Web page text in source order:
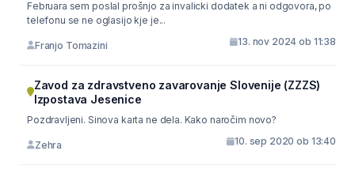
Februara sem poslal prošnjo za invalicki dodatek a ni odgovora, po
telefonu se ne oglasijo kje je...
Franjo Tomazini 13. nov 2024 ob 11:38
Zavod za zdravstveno zavarovanje Slovenije (ZZZS)
Izpostava Jesenice
Pozdravljeni. Sinova karta ne dela. Kako naročim novo?
Zehra 10. sep 2020 ob 13:40